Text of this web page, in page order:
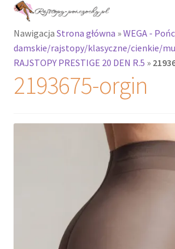
Przejdź
nawigacji
Przejdź
treści
Rajstopy
Rozwiń
menu
potomne
Rozwiń
Nawigacja Strona główna »WEGA -
damskie/rajstopy/klasyczne/cienkie/
RAJSTOPY PRESTIGE 20 DEN R.5 »
2193675-orgin